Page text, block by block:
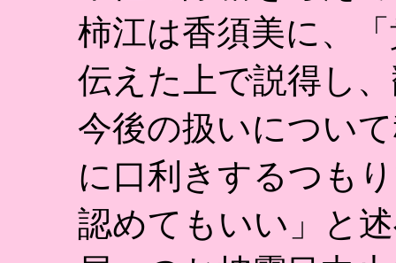
柿江は香須美に、
伝えた上で説得し
今後の扱いについ
に口利きするつも
認めてもいい」と